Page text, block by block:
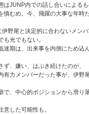
はJUNP内での話し合いによるも
慎むめ。今、飛躍の大事な年時
野尾と決定的に合わないメンバ
も光でもない。
迷期は、出来事を内側にため込
ず、嫌い、はぶき続けたのが、
有力メンバーだった事が、伊野
で、中心的ポジションから滑り
意した可能性も。